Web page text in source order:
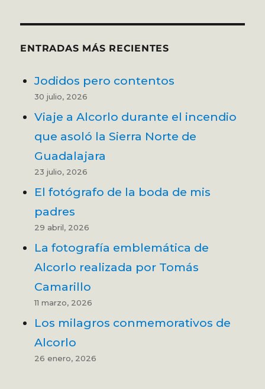
ENTRADAS MÁS RECIENTES
Jodidos pero contentos
30 julio, 2026
Viaje a Alcorlo durante el incendio
que asoló la Sierra Norte de
Guadalajara
23 julio, 2026
El fotógrafo de la boda de mis
padres
29 abril, 2026
La fotografía emblemática de
Alcorlo realizada por Tomás
Camarillo
11 marzo, 2026
Los milagros conmemorativos de
Alcorlo
26 enero, 2026